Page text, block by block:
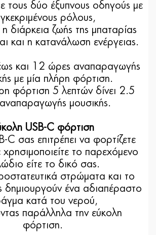
τους δύο έξυπνους οδηγούς με
ρόλους,
η διάρκεια ζωής της μπαταρίας
και η κατανάλωση ενέργειας.
και 12 ώρες αναπαραγωγής
με μία πλήρη φόρτιση.
φόρτιση 5 λεπτών δίνει 2.5
μουσικής.
USB-C φόρτιση
C σας επιτρέπει να φορτίζετε
χρησιμοποιείτε το παρεχόμενο
είτε το δικό σας.
στρώματα και το
δημιουργούν ένα αδιαπέραστο
κατά του νερού,
παράλληλα την εύκολη
φόρτιση.